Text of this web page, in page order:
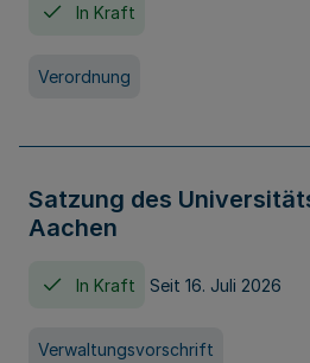
In Kraft
Verordnung
Satzung des
Aachen
In Kraft Seit 16. Juli 2026
Verwaltungsvorschrift